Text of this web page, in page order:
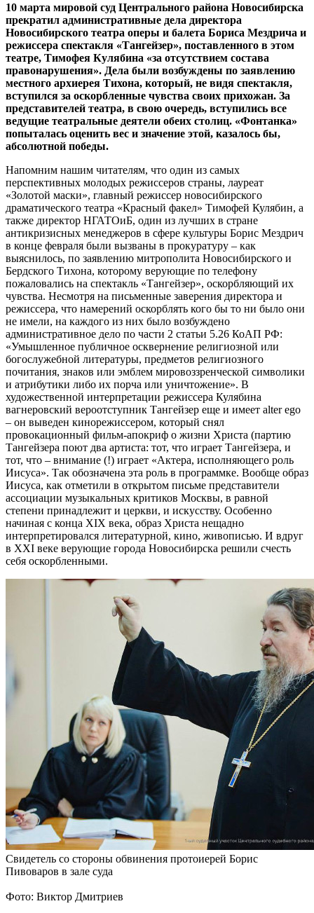
10 марта мировой суд Центрального района Новосибирска
прекратил административные дела директора
Новосибирского театра оперы и балета Бориса Мездрича и
режиссера спектакля «Тангейзер», поставленного в этом
театре, Тимофея Кулябина «за отсутствием состава
правонарушения». Дела были возбуждены по заявлению
местного архиерея Тихона, который, не видя спектакля,
вступился за оскорбленные чувства своих прихожан. За
представителей театра, в свою очередь, вступились все
ведущие театральные деятели обеих столиц. «Фонтанка»
попыталась оценить вес и значение этой, казалось бы,
абсолютной победы.
Напомним нашим читателям, что один из самых
перспективных молодых режиссеров страны, лауреат
«Золотой маски», главный режиссер новосибирского
драматического театра «Красный факел» Тимофей Кулябин, а
также директор НГАТОиБ, один из лучших в стране
антикризисных менеджеров в сфере культуры Борис Мездрич
в конце февраля были вызваны в прокуратуру – как
выяснилось, по заявлению митрополита Новосибирского и
Бердского Тихона, которому верующие по телефону
пожаловались на спектакль «Тангейзер», оскорбляющий их
чувства. Несмотря на письменные заверения директора и
режиссера, что намерений оскорблять кого бы то ни было они
не имели, на каждого из них было возбуждено
административное дело по части 2 статьи 5.26 КоАП РФ:
«Умышленное публичное осквернение религиозной или
богослужебной литературы, предметов религиозного
почитания, знаков или эмблем мировоззренческой символики
и атрибутики либо их порча или уничтожение». В
художественной интерпретации режиссера Кулябина
вагнеровский вероотступник Тангейзер еще и имеет alter ego
– он выведен кинорежиссером, который снял
провокационный фильм-апокриф о жизни Христа (партию
Тангейзера поют два артиста: тот, что играет Тангейзера, и
тот, что – внимание (!) играет «Актера, исполняющего роль
Иисуса». Так обозначена эта роль в программке. Вообще образ
Иисуса, как отметили в открытом письме представители
ассоциации музыкальных критиков Москвы, в равной
степени принадлежит и церкви, и искусству. Особенно
начиная с конца XIX века, образ Христа нещадно
интерпретировался литературной, кино, живописью. И вдруг
в XXI веке верующие города Новосибирска решили счесть
себя оскорбленными.
Свидетель со стороны обвинения протоиерей Борис
Пивоваров в зале суда
Фото: Виктор Дмитриев